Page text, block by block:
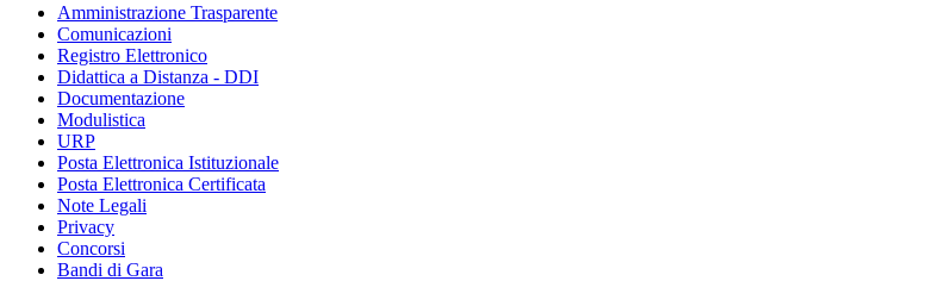
Amministrazione Trasparente
Comunicazioni
Registro Elettronico
Didattica a Distanza - DDI
Documentazione
Modulistica
URP
Posta Elettronica Istituzionale
Posta Elettronica Certificata
Note Legali
Privacy
Concorsi
Bandi di Gara